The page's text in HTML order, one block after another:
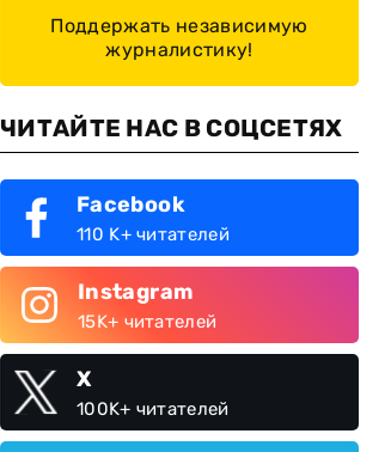
Поддержать независимую
журналистику!
ЧИТАЙТЕ НАС В СОЦСЕТЯХ
Facebook
110 K+ читателей
Instagram
15K+ читателей
X
100K+ читателей